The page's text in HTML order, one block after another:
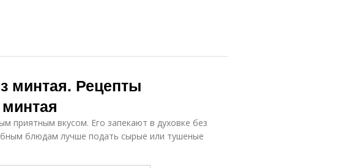
минтая. Рецепты
приятным вкусом. Его запекают в духовке без
блюдам лучше подать сырые или тушеные